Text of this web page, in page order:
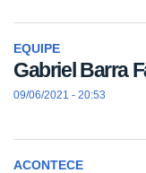
EQUIPE
Gabriel Barra
09/06/2021 - 20:53
ACONTECE